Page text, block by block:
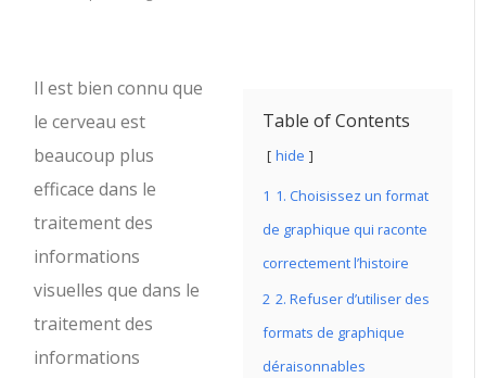
Table of Contents
hide
1 1. Choisissez un format
de graphique qui raconte
correctement l’histoire
2 2. Refuser d’utiliser des
formats de graphique
déraisonnables
Il est bien connu que
le cerveau est
beaucoup plus
efficace dans le
traitement des
informations
visuelles que dans le
traitement des
informations